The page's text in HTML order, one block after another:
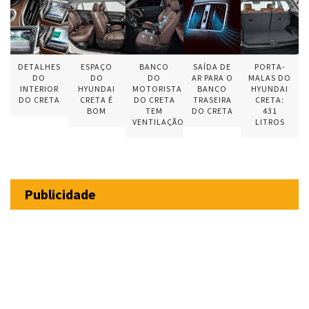
DETALHES
DO
INTERIOR
DO CRETA
ESPAÇO
DO
HYUNDAI
CRETA É
BOM
BANCO
DO
MOTORISTA
DO CRETA
TEM
VENTILAÇÃO
SAÍDA DE
AR PARA O
BANCO
TRASEIRA
DO CRETA
PORTA-
MALAS DO
HYUNDAI
CRETA:
431
LITROS
Publicidade